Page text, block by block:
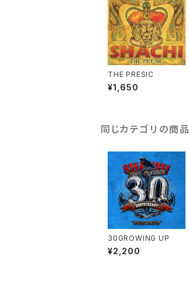
THE PRESIC
¥1,650
同じカテゴリの商品
30GROWING UP
¥2,200